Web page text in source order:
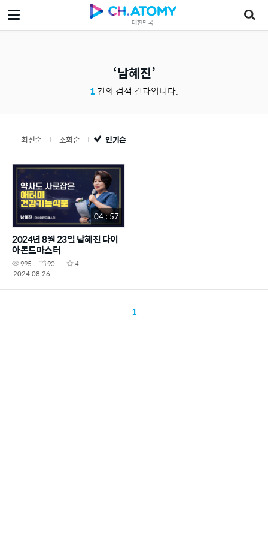
대한민국
남혜진
1 건의 검색 결과입니다.
최신순 조회순 인기순
04 : 57
2024년 8월 23일 남혜진 다이
아몬드마스터
995 90
4
2024.08.26
1